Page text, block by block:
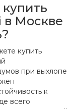
в Москве
купить
при выхлопе
к
всего